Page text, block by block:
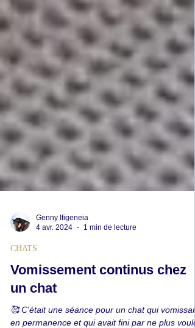
Genny Ifigeneia
4 avr. 2024
1 min de lecture
Vomissement continus chez